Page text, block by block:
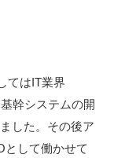
てはIT業界
幹システムの開
した。その後ア
として働かせて